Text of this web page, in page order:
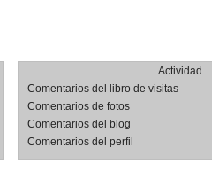
Actividad
Comentarios del libro de visitas
Comentarios de fotos
Comentarios del blog
Comentarios del perfil